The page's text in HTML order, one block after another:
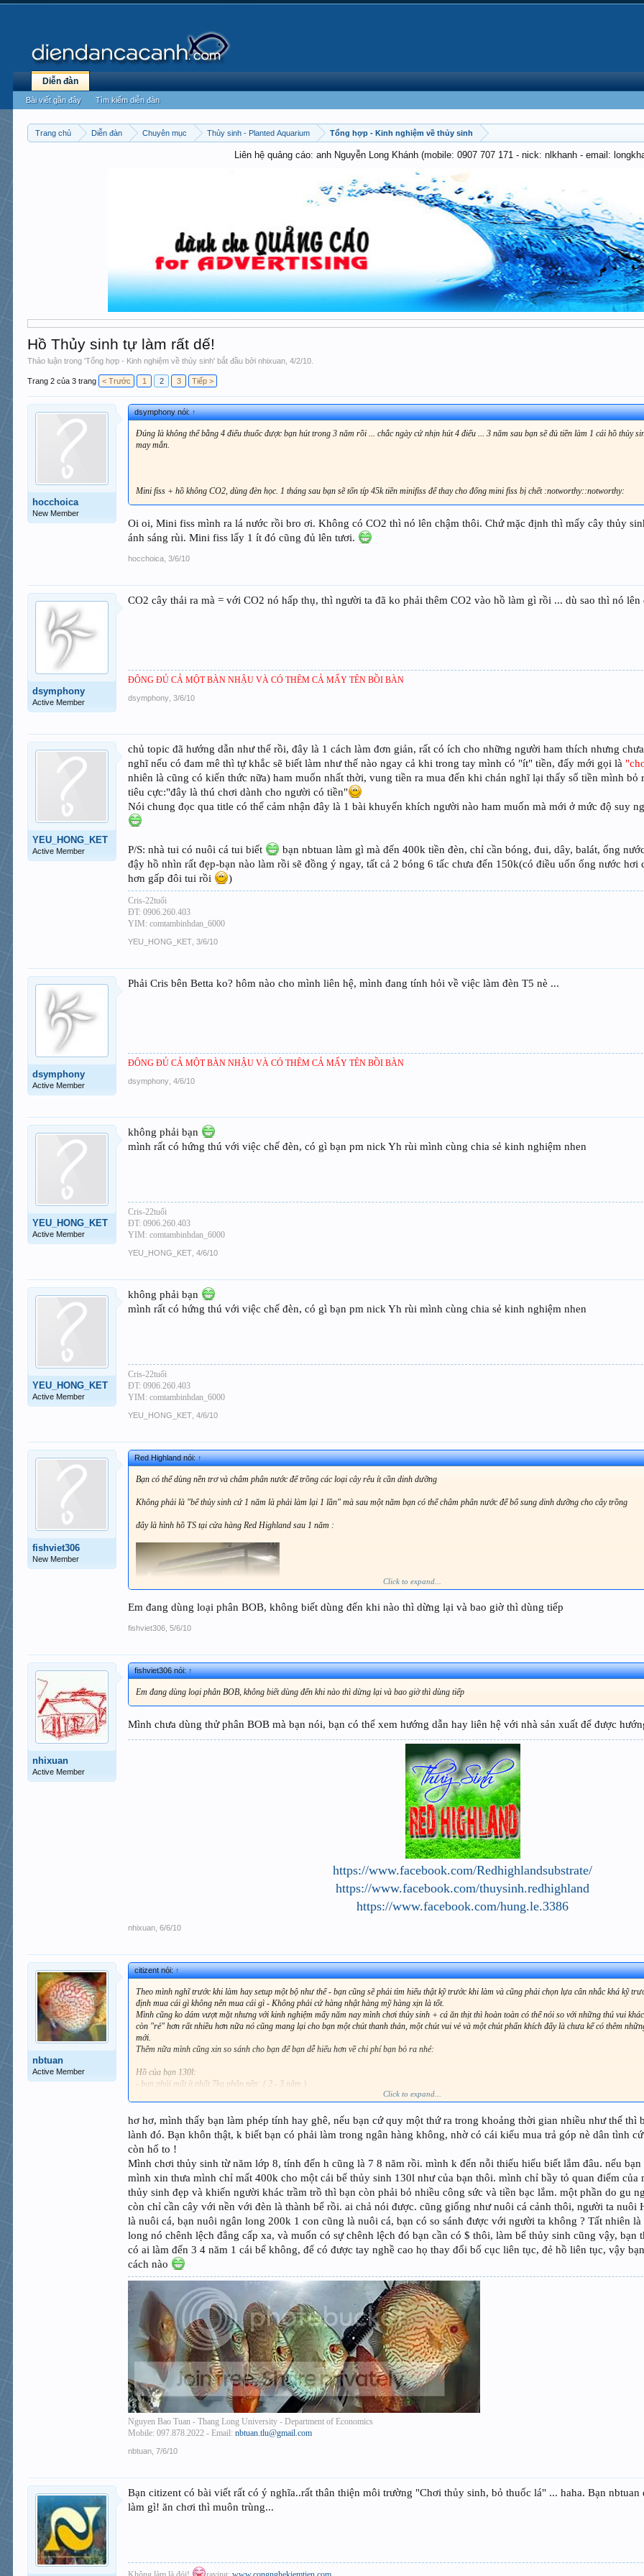
Trang chủ Diễn đàn Chuyên mục Thủy sinh - Planted Aquarium Tổng hợp - Kinh nghiệm về thủy sinh
Liên hệ quảng cáo: anh Nguyễn Long Khánh (mobile: 0907 707 171 - nick: nlkhanh - email:
Hồ Thủy sinh tự làm rất dế!
Thảo luận trong 'Tổng hợp - Kinh nghiệm về thủy sinh' bắt đầu bởinhixuan ,4/2/10
Trang 2 của 3 trang < Trước 1 2 3 Tiếp >
hocchoica
New Member
dsymphony nói:↑
Đúng là không thể bằng 4 điếu thuốc được bạn hút trong 3 năm rồi ... chắc ngày cứ nhịn hút 4 điếu ... 3 năm sau bạn sẽ đủ tiền làm 1 cái hồ thủy
may mắn.
Mini fiss + hồ không CO2, dùng đèn học. 1 tháng sau bạn sẽ tốn típ 45k tiền minifiss để thay cho đống mini fiss bị chết :notworthy::notworthy:
Oi oi, Mini fiss mình ra lá nước rồi bro ơi. Không có CO2 thì nó lên chậm thôi. Chứ mặc định thì mấy cây thủy
ánh sáng rùi. Mini fiss lấy 1 ít đó cũng đủ lên tươi.
hocchoica 3/6/10
dsymphony
Active Member
CO2 cây thải ra mà = với CO2 nó hấp thụ, thì người ta đã ko phải thêm CO2 vào hồ làm gì rồi ... dù sao thì nó
ĐÔNG ĐỦ CẢ MỘT BÀN NHẬU VÀ CÓ THÊM CẢ MẤY TÊN BỒI BÀN
dsymphony 3/6/10
YEU_HONG_KET
Active Member
chủ topic đã hướng dẫn như thế rồi, đây là 1 cách làm đơn giản, rất có ích cho những người ham thích nhưng
nghĩ nếu có đam mê thì tự khắc sẽ biết làm như thế nào ngay cả khi trong tay mình có "ít" tiền, đấy mới gọi là
nhiên là cũng có kiến thức nữa) ham muốn nhất thời, vung tiền ra mua đến khi chán nghĩ lại thấy số tiền mình bỏ
tiêu cực:"đây là thú chơi dành cho người có tiền"
Nói chung đọc qua title có thể cảm nhận đây là 1 bài khuyến khích người nào ham muốn mà mới ở mức độ suy
P/S: nhà tui có nuôi cá tui biết
bạn nbtuan làm gì mà đến 400k tiền đèn, chỉ cần bóng, đui, dây, balát, ống
đậy hồ nhìn rất đẹp-bạn nào làm rồi sẽ đồng ý ngay, tất cả 2 bóng 6 tấc chưa đến 150k(có điều uốn ống nước hơi
hơn gấp đôi tui rồi
)
Cris-22tuổi
ĐT: 0906.260.403
YIM: comtambinhdan_6000
YEU_HONG_KET 3/6/10
dsymphony
Active Member
Phải Cris bên Betta ko? hôm nào cho mình liên hệ, mình đang tính hỏi về việc làm đèn T5 nè ...
ĐÔNG ĐỦ CẢ MỘT BÀN NHẬU VÀ CÓ THÊM CẢ MẤY TÊN BỒI BÀN
dsymphony 4/6/10
YEU_HONG_KET
Active Member
không phải bạn
mình rất có hứng thú với việc chế đèn, có gì bạn pm nick Yh rùi mình cùng chia sẻ kinh nghiệm nhen
Cris-22tuổi
ĐT: 0906.260.403
YIM: comtambinhdan_6000
YEU_HONG_KET 4/6/10
YEU_HONG_KET
Active Member
không phải bạn
mình rất có hứng thú với việc chế đèn, có gì bạn pm nick Yh rùi mình cùng chia sẻ kinh nghiệm nhen
Cris-22tuổi
ĐT: 0906.260.403
YIM: comtambinhdan_6000
YEU_HONG_KET 4/6/10
fishviet306
New Member
Red Highland nói:↑
Bạn có thể dùng nền trơ và châm phân nước để trồng các loại cây rêu ít cần dinh dưỡng
Không phải là "bể thủy sinh cứ 1 năm là phải làm lại 1 lần" mà sau một năm bạn có thể châm phân nước để bổ sung dinh dưỡng cho cây trồng
đây là hình hồ TS tại cửa hàng Red Highland sau 1 năm :
Click to expand...
Em đang dùng loại phân BOB, không biết dùng đến khi nào thì dừng lại và bao giờ thì dùng tiếp
fishviet306 5/6/10
nhixuan
Active Member
fishviet306 nói:↑
Em đang dùng loại phân BOB, không biết dùng đến khi nào thì dừng lại và bao giờ thì dùng tiếp
Mình chưa dùng thử phân BOB mà bạn nói, bạn có thể xem hướng dẫn hay liên hệ với nhà sản xuất để được
https://www.facebook.com/Redhighlandsubstrate/
https://www.facebook.com/thuysinh.redhighland
https://www.facebook.com/hung.le.3386
nhixuan 6/6/10
nbtuan
Active Member
citizent nói:↑
Theo mình nghĩ trước khi làm hay setup một bộ như thế - bạn cũng sẽ phải tìm hiểu thật kỹ trước khi làm và cũng phải chọn lựa cân nhắc khá kỹ
định mua cái gì không nên mua cái gì - Không phải cứ hàng nhật hàng mỹ hàng xịn là tốt.
Mình cũng ko dám vượt mặt nhưng với kinh nghiệm mấy năm nay mình chơi thủy sinh + cá ăn thịt thì hoàn toàn có thể nói so với những thú vui
còn "rẻ" hơn rất nhiều hơn nữa nó cũng mang lại cho bạn một chút thanh thản, một chút vui vẻ và một chút phấn khích đấy là chưa kể có thêm
mới.
Thêm nữa mình cũng xin so sánh cho bạn để bạn dễ hiểu hơn về chi phí bạn bỏ ra nhé:
Hồ của bạn 130l:
- bạn phải mất ít nhất 7kg phân nền: ( 2 - 3 năm )
- nếu bạn chơi ADA : 7 x 60k = 420k ( dùng đc 3 năm - 140k/1năm ~12k/1tháng ~ 400đ/1ngày < điếu thuốc bạn hút ) ~ 1 điếu
- nếu bạn chơi bonbon3: 7 x 22.5k = 157.5k ~ 1/3 điếu
- Cát : 30kg/1bao 15kg ~ 1/10 điếu
- Bạn mất 2 bóng 15w : ( 2 năm )
- dùng máng xin : 280k/bộ ~ 1 điếu
- dùng chế ( chẻ đôi phi 100 ra có 2 bộ ) : 30k phi - 70k 2 bóng = 100k ~ 1/2 điếu
- Bình CO2 :
- Có : bạn nhàn chả phải làm gì cứ thả ra rồi chờ cây đẹp
- không: trồng cạn trước rồi trồng nước sau nền của bạn còn đẹp hơn nhiều so với dùng CO2 ( nếu muốn kiểm chứng bạn qua nhà mình mình
xem )
- Với cây : bạn chọn loại cây nào dễ sống thì như thế có phải đỡ ko ? bạn chọn cây đẹp nhưng lại ko biết chăm nó thì cho dù bạn bỏ cả một khối
hết
- Mình chọn trân châu ( nhật - cu ba ) làm nền dương sỉ lá kim làm hậu - sừng hươu làm tiền ~ 70k ( bạn thích sang mình cho bạn ít trân châu )
- Bơm + lọc + phụ kiện lọc : bạn ngăn ngay trong bể của bạn hoặc tự dán một bộ ngoài 3 ngăn ( 80k - 50cm ) - nếu chăm thay nước bạn chỉ mất
một ít ống sứ ( mình toàn dùng bông + cát to nước trong vắt luốn 1 tháng thay 1 lần ) bơm loại thường 50k/ cái 5000/1miếng 25k/1túi ~ 1/10điếu
Vậy bạn thấy chơi thủy sinh có rẻ không ????? chưa bằng bạn hút 4 điếu thuốc đúng không ? thủy sinh đòi hỏi sự kiên nhẫn - đam mê mà còn cả
chỉ của bản thân nữa bạn ạ - một khi bạn có kiến thức thì số tiền bạn đầu tư sẽ giảm dần.
Cheer.
Click to expand...
hơ hơ, mình thấy bạn làm phép tính hay ghê, nếu bạn cứ quy một thứ ra trong khoảng thời gian nhiều như thế thì
lành đó. Bạn khôn thật, k biết bạn có phải làm trong ngân hàng không, nhờ có cái kiểu mua trả góp nè dân tình
còn hố to !
Mình chơi thủy sinh từ năm lớp 8, tính đến h cũng là 7 8 năm rồi. mình k đến nỗi thiếu hiểu biết lắm đâu. nếu
mình xin thưa mình chỉ mất 400k cho một cái bể thủy sinh 130l như của bạn thôi. mình chỉ bầy tỏ quan điểm
thủy sinh đẹp và khiến người khác trầm trồ thì bạn còn phải bỏ nhiều công sức và tiền bạc lắm. một phần do gu
còn chỉ cần cây với nền với đèn là thành bể rồi. ai chả nói được. cũng giống như nuôi cá cảnh thôi, người ta nuôi
là nuôi cá, bạn nuôi ngân long 200k 1 con cũng là nuôi cá, bạn có so sánh được với người ta không ? Tất nhiên
long nó chênh lệch đẳng cấp xa, và muốn có sự chênh lệch đó bạn cần có $ thôi, làm bể thủy sinh cũng vậy, bạn
có ai làm đến 3 4 năm 1 cái bể không, để có được tay nghề cao họ thay đổi bố cục liên tục, đẻ hồ liên tục, vậy
cách nào
Nguyen Bao Tuan - Thang Long University - Department of Economics
Mobile: 097.878.2022 - Email:nbtuan.tlu@gmail.com
nbtuan 7/6/10
Bạn citizent có bài viết rất có ý nghĩa..rất thân thiện môi trường "Chơi thủy sinh, bỏ thuốc lá" ... haha. Bạn
làm gì! ăn chơi thì muôn trùng...
Diễn đàn
Bài viết gần đây Tìm kiếm diễn đàn